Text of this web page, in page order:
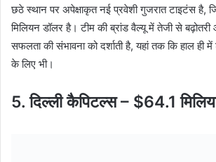
छठे स्थान पर अपेक्षाकृत नई प्रवेशी गुजरात टाइटंस है,
मिलियन डॉलर है। टीम की ब्रांड वैल्यू में तेजी से
सफलता की संभावना को दर्शाती है, यहां तक ​​कि हाल ही
के लिए भी।
5. दिल्ली कैपिटल्स – $64.1